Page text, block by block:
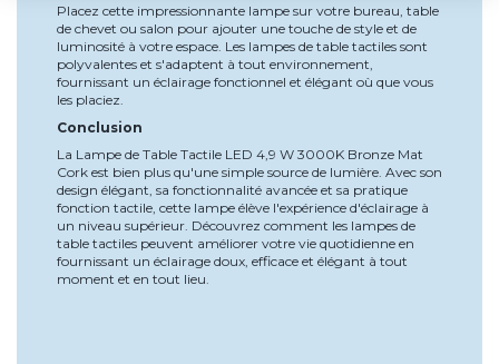
Placez cette impressionnante lampe sur votre bureau, table
de chevet ou salon pour ajouter une touche de style et de
luminosité à votre espace. Les lampes de table tactiles sont
polyvalentes et s'adaptent à tout environnement,
fournissant un éclairage fonctionnel et élégant où que vous
les placiez.
Conclusion
La Lampe de Table Tactile LED 4,9 W 3000K Bronze Mat
Cork est bien plus qu'une simple source de lumière. Avec son
design élégant, sa fonctionnalité avancée et sa pratique
fonction tactile, cette lampe élève l'expérience d'éclairage à
un niveau supérieur. Découvrez comment les lampes de
table tactiles peuvent améliorer votre vie quotidienne en
fournissant un éclairage doux, efficace et élégant à tout
moment et en tout lieu.